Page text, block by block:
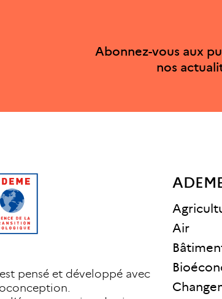
Abonnez-vous aux
nos
pensé et développé avec
Air